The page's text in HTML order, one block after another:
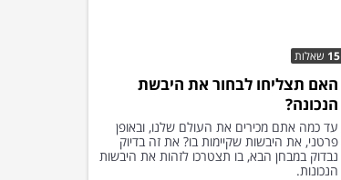
15 שאלות
האם תצליחו לבחור את היבשת
הנכונה?
עד כמה אתם מכירים את העולם שלנו, ובאופן
פרטני, את היבשות שקיימות בו? את זה בדיוק
נבדוק במבחן הבא, בו תצטרכו לזהות את היבשות
הנכונות.